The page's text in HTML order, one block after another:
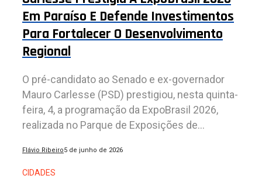
Em Paraíso E Defende Investimentos
Para Fortalecer O Desenvolvimento
Regional
O pré-candidato ao Senado e ex-governador
Mauro Carlesse (PSD) prestigiou, nesta quinta-
feira, 4, a programação da ExpoBrasil 2026,
realizada no Parque de Exposições de...
Flávio Ribeiro5 de junho de 2026
CIDADES